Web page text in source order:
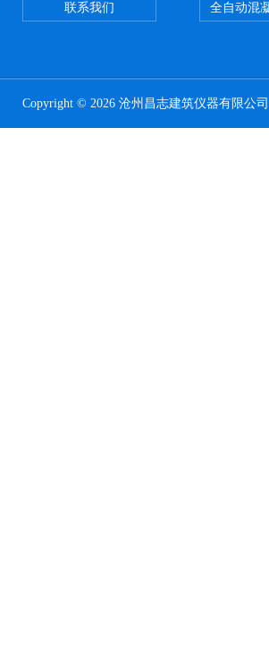
联系我们 全自动混
Copyright © 2026 沧州昌志建筑仪器有限公